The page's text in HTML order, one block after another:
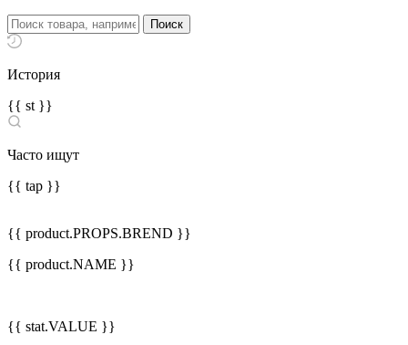
История
{{ st }}
Часто ищут
{{ tap }}
{{ product.PROPS.BREND }}
{{ product.NAME }}
{{ stat.VALUE }}